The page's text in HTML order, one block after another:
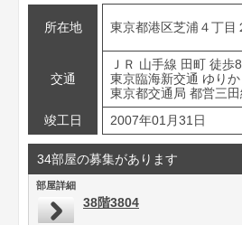
所在地 東京都港区芝浦４丁目
交通
ＪＲ 山手線 田町 徒歩
東京臨海新交通 ゆり
東京都交通局 都営三
竣工日
2007年01月31日
34部屋の募集があります
部屋詳細
38階3804